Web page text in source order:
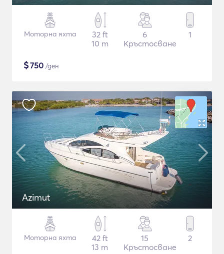
Моторна яхта
32 ft
10 m
6
Кръстосване
1
$750 /ден
Azimut
Моторна яхта
42 ft
13 m
15
Кръстосване
2